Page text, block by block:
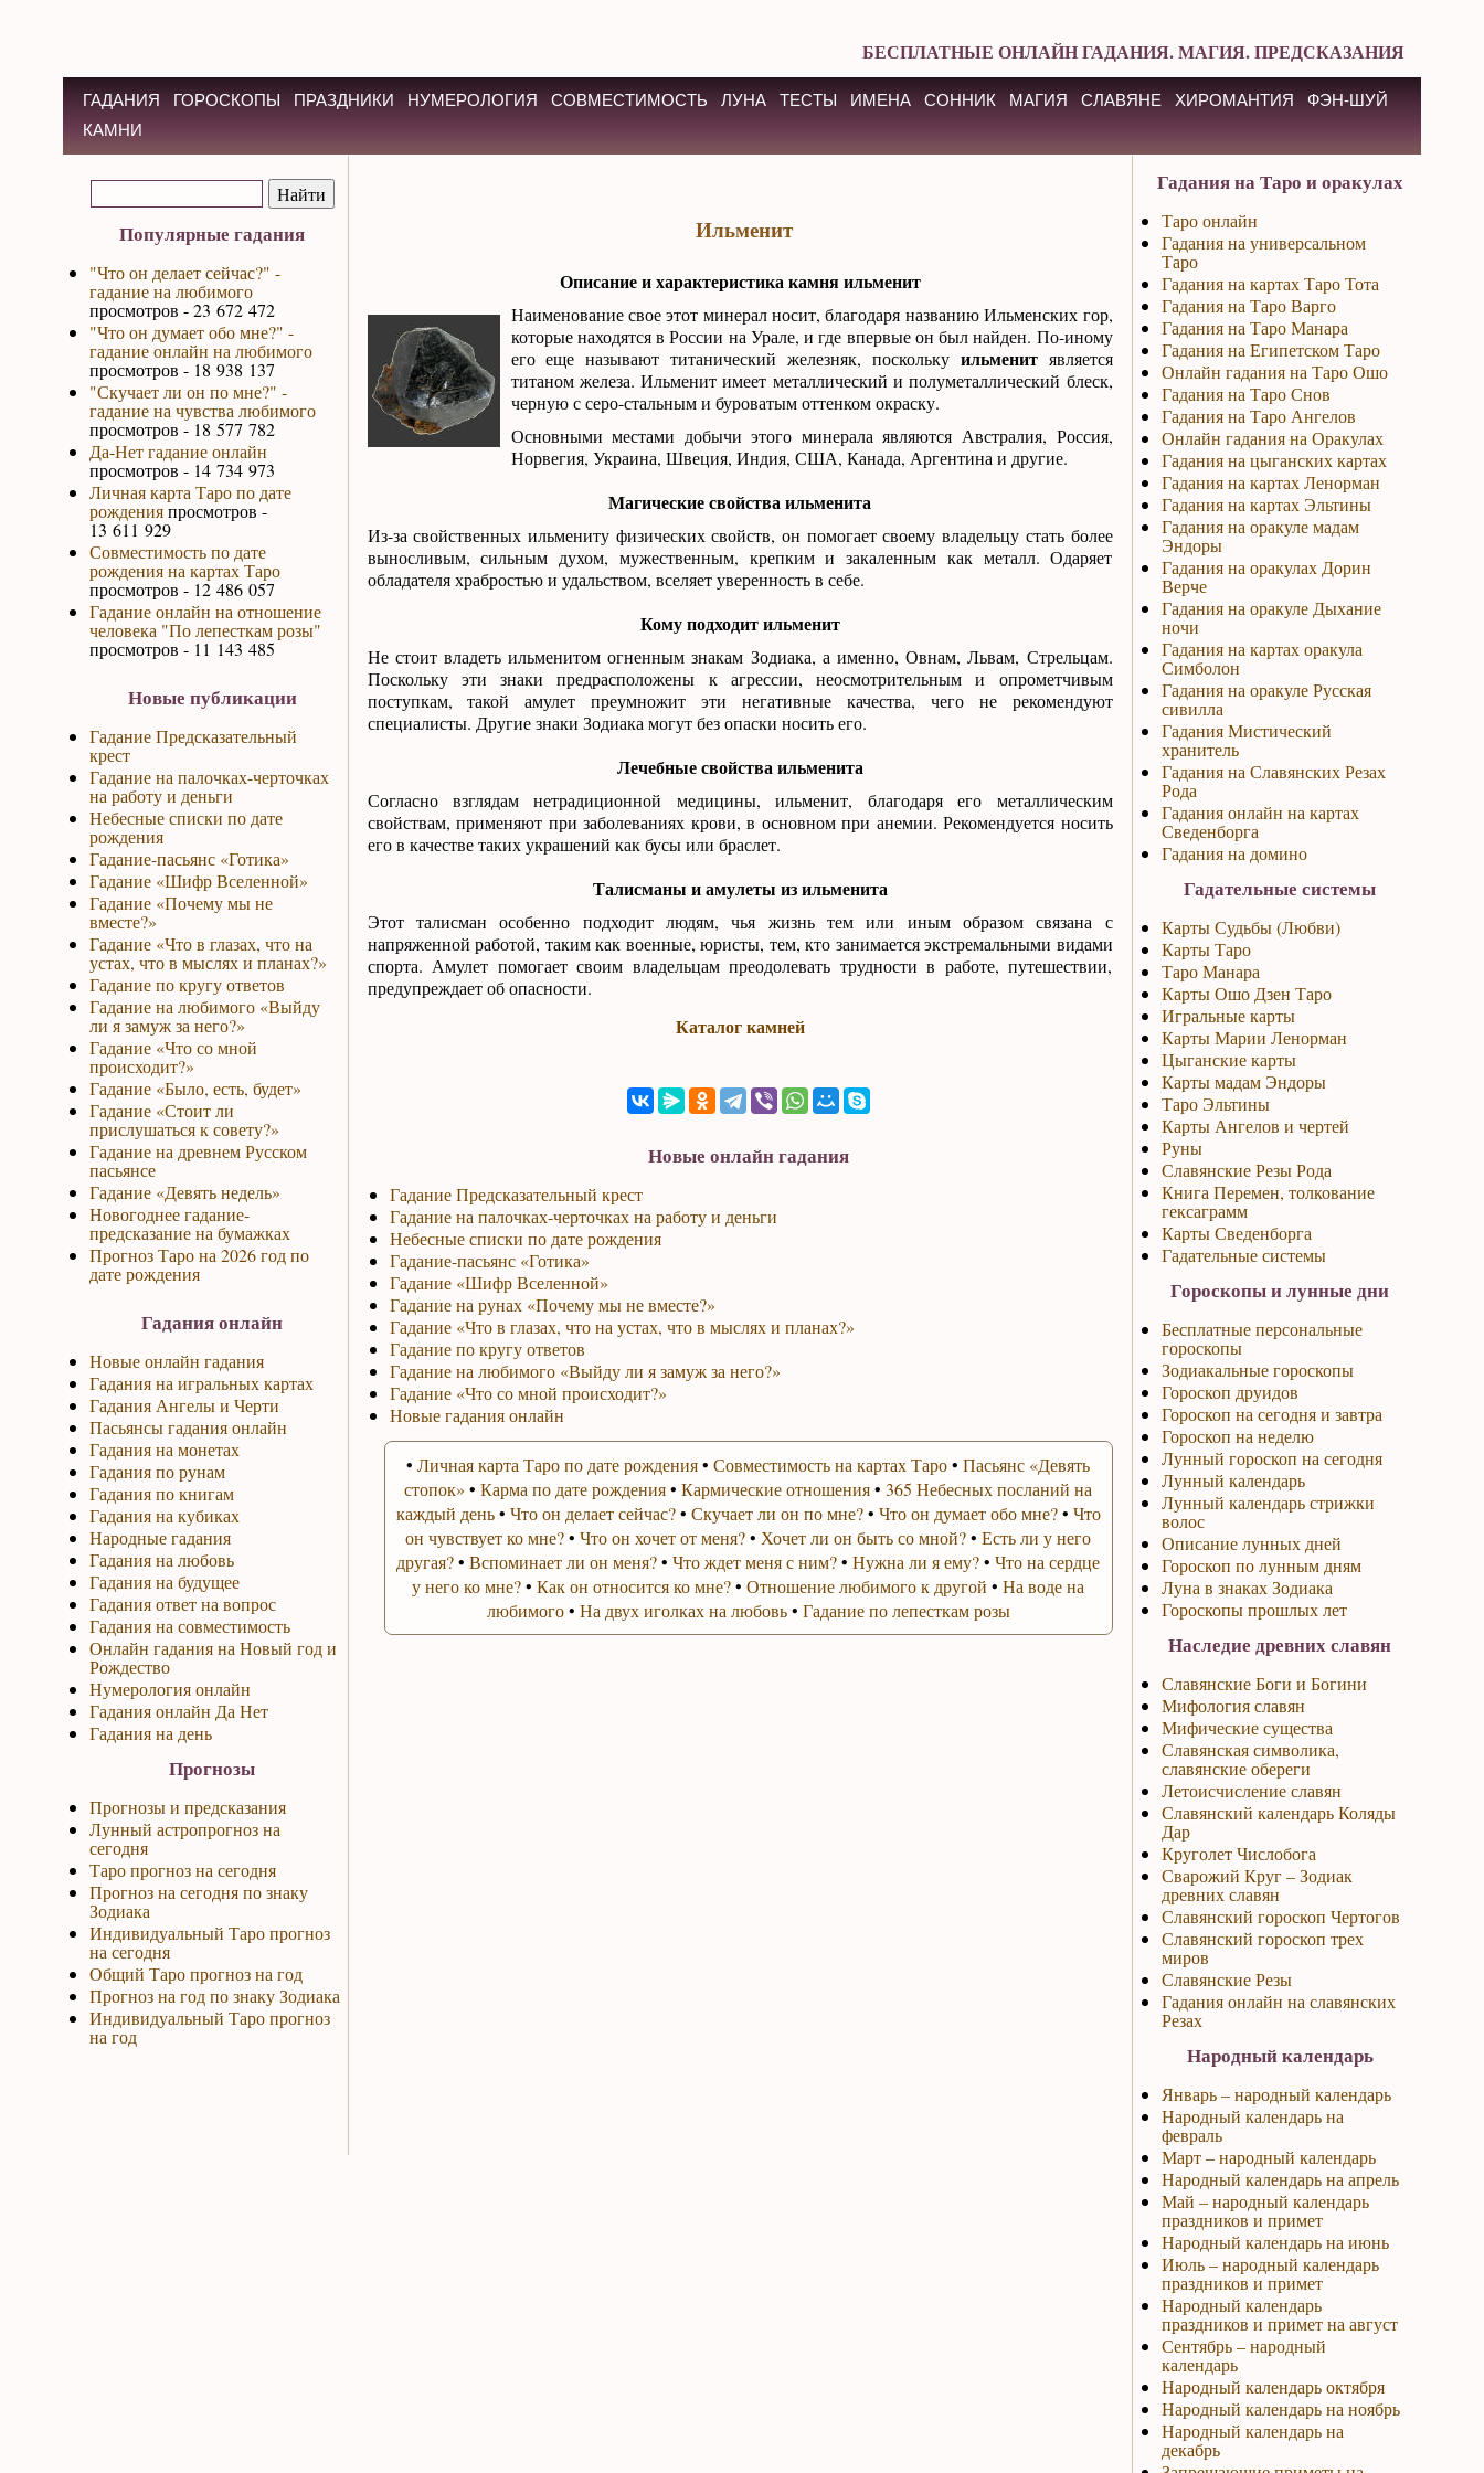
БЕСПЛАТНЫЕ ОНЛАЙН ГАДАНИЯ. МАГИЯ. ПРЕДСКАЗАНИЯ
ГАДАНИЯ ГОРОСКОПЫ ПРАЗДНИКИ НУМЕРОЛОГИЯ СОВМЕСТИМОСТЬ ЛУНА ТЕСТЫ ИМЕНА СОННИК МАГИЯ СЛАВЯНЕ ХИРОМАНТИЯ
ФЭН-ШУЙ
КАМНИ
Популярные гадания
"Что он делает сейчас?" -
гадание на любимого
просмотров - 23 672 472
"Что он думает обо мне?" -
гадание онлайн на любимого
просмотров - 18 938 137
"Скучает ли он по мне?" -
гадание на чувства любимого
просмотров - 18 577 782
Да-Нет гадание онлайн
просмотров - 14 734 973
Личная карта Таро по дате
рожденияпросмотров -
13 611 929
Совместимость по дате
рождения на картах Таро
просмотров - 12 486 057
Гадание онлайн на отношение
человека "По лепесткам розы"
просмотров - 11 143 485
Новые публикации
Гадание Предсказательный
крест
Гадание на палочках-черточках
на работу и деньги
Небесные списки по дате
рождения
Гадание-пасьянс «Готика»
Гадание «Шифр Вселенной»
Гадание «Почему мы не
вместе?»
Гадание «Что в глазах, что на
устах, что в мыслях и планах?»
Гадание по кругу ответов
Гадание на любимого «Выйду
ли я замуж за него?»
Гадание «Что со мной
происходит?»
Гадание «Было, есть, будет»
Гадание «Стоит ли
прислушаться к совету?»
Гадание на древнем Русском
пасьянсе
Гадание «Девять недель»
Новогоднее гадание-
предсказание на бумажках
Прогноз Таро на 2026 год по
дате рождения
Гадания онлайн
Новые онлайн гадания
Гадания на игральных картах
Гадания Ангелы и Черти
Пасьянсы гадания онлайн
Гадания на монетах
Гадания по рунам
Гадания по книгам
Гадания на кубиках
Народные гадания
Гадания на любовь
Гадания на будущее
Гадания ответ на вопрос
Гадания на совместимость
Онлайн гадания на Новый год и
Рождество
Нумерология онлайн
Гадания онлайн Да Нет
Гадания на день
Прогнозы
Прогнозы и предсказания
Лунный астропрогноз на
сегодня
Таро прогноз на сегодня
Прогноз на сегодня по знаку
Зодиака
Индивидуальный Таро прогноз
на сегодня
Общий Таро прогноз на год
Прогноз на год по знаку Зодиака
Индивидуальный Таро прогноз
на год
Ильменит
Описание и характеристика камня ильменит
Наименование свое этот минерал носит, благодаря названию Ильменских гор,
которые находятся в России на Урале, и где впервые он был найден. По-иному
его еще называют титанический железняк, поскольку ильменитявляется
титаном железа. Ильменит имеет металлический и полуметаллический блеск,
черную с серо-стальным и буроватым оттенком окраску.
Основными местами добычи этого минерала являются Австралия, Россия,
Норвегия, Украина, Швеция, Индия, США, Канада, Аргентина и другие.
Магические свойства ильменита
Из-за свойственных ильмениту физических свойств, он помогает своему владельцу стать более
выносливым, сильным духом, мужественным, крепким и закаленным как металл. Одаряет
обладателя храбростью и удальством, вселяет уверенность в себе.
Кому подходит ильменит
Не стоит владеть ильменитом огненным знакам Зодиака, а именно, Овнам, Львам, Стрельцам.
Поскольку эти знаки предрасположены к агрессии, неосмотрительным и опрометчивым
поступкам, такой амулет преумножит эти негативные качества, чего не рекомендуют
специалисты. Другие знаки Зодиака могут без опаски носить его.
Лечебные свойства ильменита
Согласно взглядам нетрадиционной медицины, ильменит, благодаря его металлическим
свойствам, применяют при заболеваниях крови, в основном при анемии. Рекомендуется носить
его в качестве таких украшений как бусы или браслет.
Талисманы и амулеты из ильменита
Этот талисман особенно подходит людям, чья жизнь тем или иным образом связана с
напряженной работой, таким как военные, юристы, тем, кто занимается экстремальными видами
спорта. Амулет помогает своим владельцам преодолевать трудности в работе, путешествии,
предупреждает об опасности.
Каталог камней
Новые онлайн гадания
Гадание Предсказательный крест
Гадание на палочках-черточках на работу и деньги
Небесные списки по дате рождения
Гадание-пасьянс «Готика»
Гадание «Шифр Вселенной»
Гадание на рунах «Почему мы не вместе?»
Гадание «Что в глазах, что на устах, что в мыслях и планах?»
Гадание по кругу ответов
Гадание на любимого «Выйду ли я замуж за него?»
Гадание «Что со мной происходит?»
Новые гадания онлайн
• Личная карта Таро по дате рождения• Совместимость на картах Таро• Пасьянс «Девять
стопок» • Карма по дате рождения• Кармические отношения• 365 Небесных посланий на
каждый день• Что он делает сейчас?• Скучает ли он по мне?• Что он думает обо мне?• Что
он чувствует ко мне?• Что он хочет от меня?• Хочет ли он быть со мной?• Есть ли у него
другая?• Вспоминает ли он меня?• Что ждет меня с ним?• Нужна ли я ему?• Что на сердце
у него ко мне?• Как он относится ко мне?• Отношение любимого к другой • На воде на
любимого• На двух иголках на любовь• Гадание по лепесткам розы
Гадания на Таро и оракулах
Таро онлайн
Гадания на универсальном
Таро
Гадания на картах Таро Тота
Гадания на Таро Варго
Гадания на Таро Манара
Гадания на Египетском Таро
Онлайн гадания на Таро Ошо
Гадания на Таро Снов
Гадания на Таро Ангелов
Онлайн гадания на Оракулах
Гадания на цыганских картах
Гадания на картах Ленорман
Гадания на картах Эльтины
Гадания на оракуле мадам
Эндоры
Гадания на оракулах Дорин
Верче
Гадания на оракуле Дыхание
ночи
Гадания на картах оракула
Симболон
Гадания на оракуле Русская
сивилла
Гадания Мистический
хранитель
Гадания на Славянских Резах
Рода
Гадания онлайн на картах
Сведенборга
Гадания на домино
Гадательные системы
Карты Судьбы (Любви)
Карты Таро
Таро Манара
Карты Ошо Дзен Таро
Игральные карты
Карты Марии Ленорман
Цыганские карты
Карты мадам Эндоры
Таро Эльтины
Карты Ангелов и чертей
Руны
Славянские Резы Рода
Книга Перемен, толкование
гексаграмм
Карты Сведенборга
Гадательные системы
Гороскопы и лунные дни
Бесплатные персональные
гороскопы
Зодиакальные гороскопы
Гороскоп друидов
Гороскоп на сегодня и завтра
Гороскоп на неделю
Лунный гороскоп на сегодня
Лунный календарь
Лунный календарь стрижки
волос
Описание лунных дней
Гороскоп по лунным дням
Луна в знаках Зодиака
Гороскопы прошлых лет
Наследие древних славян
Славянские Боги и Богини
Мифология славян
Мифические существа
Славянская символика,
славянские обереги
Летоисчисление славян
Славянский календарь Коляды
Дар
Круголет Числобога
Сварожий Круг – Зодиак
древних славян
Славянский гороскоп Чертогов
Славянский гороскоп трех
миров
Славянские Резы
Гадания онлайн на славянских
Резах
Народный календарь
Январь – народный календарь
Народный календарь на
февраль
Март – народный календарь
Народный календарь на апрель
Май – народный календарь
праздников и примет
Народный календарь на июнь
Июль – народный календарь
праздников и примет
Народный календарь
праздников и примет на август
Сентябрь – народный
календарь
Народный календарь октября
Народный календарь на ноябрь
Народный календарь на
декабрь